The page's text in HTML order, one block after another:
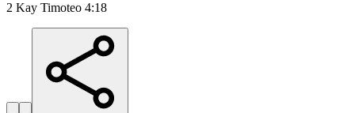
2 Kay Timoteo 4:18